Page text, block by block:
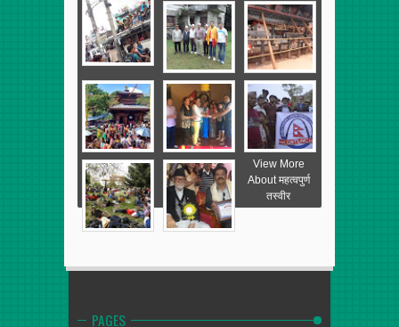
View More
About महत्वपुर्ण
तस्वीर
PAGES